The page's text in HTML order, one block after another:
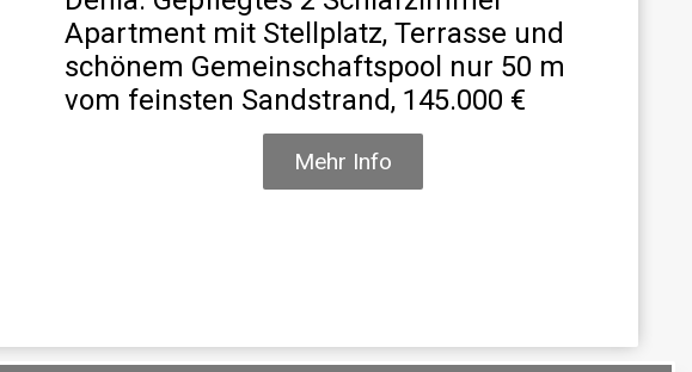
Apartment mit Stellplatz, Terrasse und
schönem Gemeinschaftspool nur 50 m
vom feinsten Sandstrand, 145.000 €
Mehr Info